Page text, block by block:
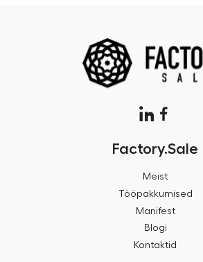
Factory.Sale
Meist
Tööpakkumised
Manifest
Blogi
Kontaktid